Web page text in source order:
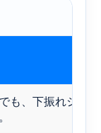
も、下振れシナ